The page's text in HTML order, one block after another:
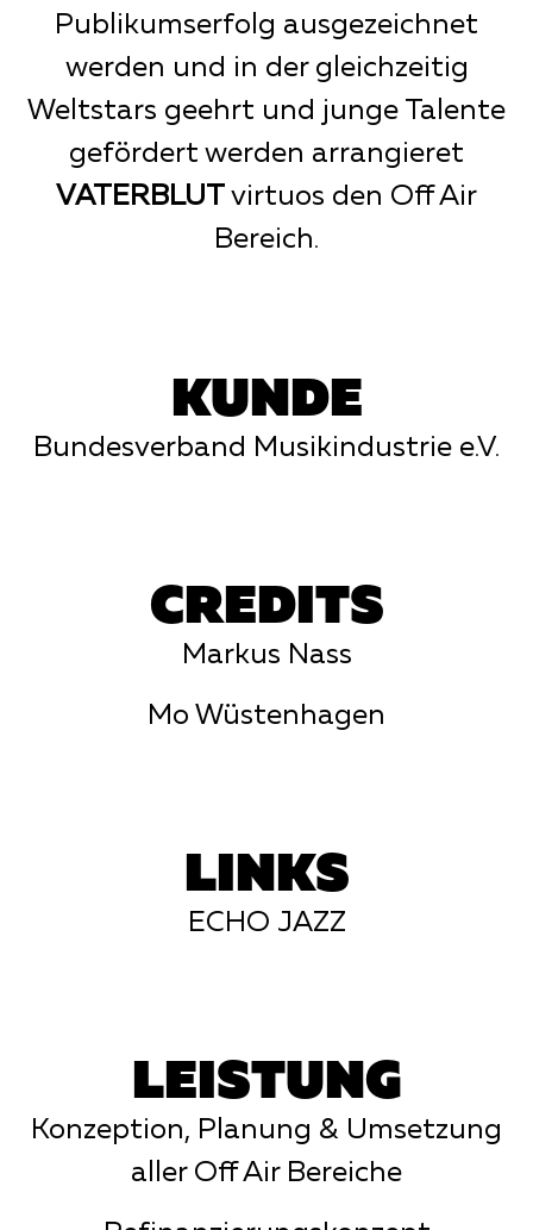
Publikumserfolg ausgezeichnet
werden und in der gleichzeitig
Weltstars geehrt und junge Talente
gefördert werden arrangieret
VATERBLUTvirtuos den Off Air
Bereich.
KUNDE
Bundesverband Musikindustrie e.V.
CREDITS
Markus Nass
Mo Wüstenhagen
LINKS
ECHO JAZZ
LEISTUNG
Konzeption, Planung & Umsetzung
aller Off Air Bereiche